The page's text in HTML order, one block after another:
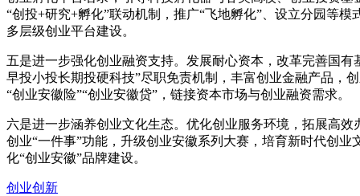
“创投+研究+孵化”联动机制，推广“飞地孵化”、设立分园等模
多层级创业平台建设。
五是进一步强化创业融资支持。发展耐心资本，改革完善国有
早投小投长期投硬科技”尽职免责机制，丰富创业金融产品，
“创业安徽险”“创业安徽贷”，链接资本市场与创业融资需求。
六是进一步涵养创业文化生态。优化创业服务环境，拓展高效
创业“一件事”功能，升级创业安徽系列大赛，培育新时代创业
化“创业安徽”品牌建设。
创业创新